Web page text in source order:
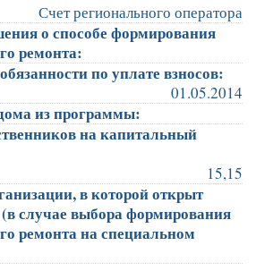
Счет регионального оператора
о способе формирования
ремонта:
по уплате взносов:
01.05.2014
из программы:
на капитальный
15,15
в которой открыт
случае выбора формирования
ремонта на специальном